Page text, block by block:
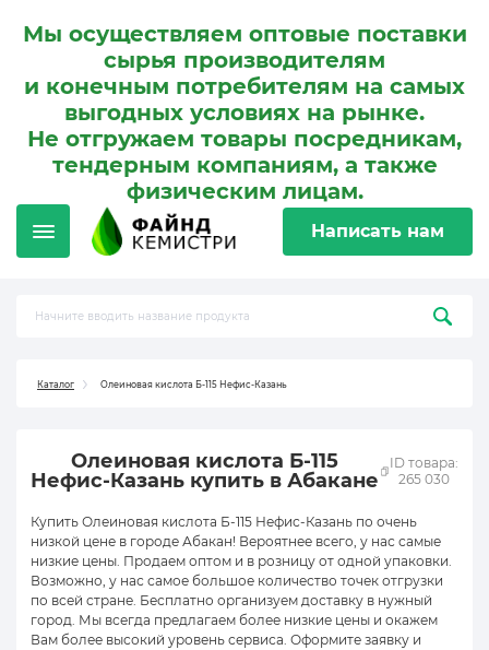
Мы осуществляем оптовые поставки
сырья производителям
и конечным потребителям на самых
выгодных условиях на рынке.
Не отгружаем товары посредникам,
тендерным компаниям, а также
физическим лицам.
Написать нам
Каталог Олеиновая кислота Б-115 Нефис-Казань
Олеиновая кислота Б-115
Нефис-Казань купить в Абакане
ID товара:
265 030
Купить Олеиновая кислота Б-115 Нефис-Казань по очень
низкой цене в городе Абакан! Вероятнее всего, у нас самые
низкие цены. Продаем оптом и в розницу от одной упаковки.
Возможно, у нас самое большое количество точек отгрузки
по всей стране. Бесплатно организуем доставку в нужный
город. Мы всегда предлагаем более низкие цены и окажем
Вам более высокий уровень сервиса. Оформите заявку и